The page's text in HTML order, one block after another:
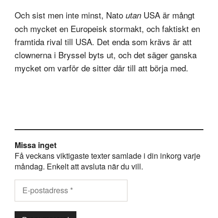
Och sist men inte minst, Nato utan USA är mångt
och mycket en Europeisk stormakt, och faktiskt en
framtida rival till USA. Det enda som krävs är att
clownerna i Bryssel byts ut, och det säger ganska
mycket om varför de sitter där till att börja med.
Missa inget
Få veckans viktigaste texter samlade i din inkorg varje
måndag. Enkelt att avsluta när du vill.